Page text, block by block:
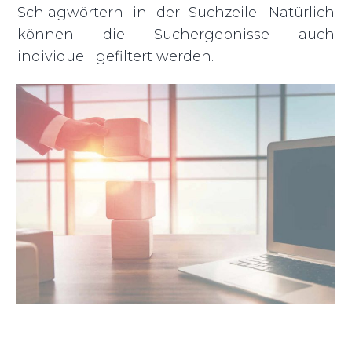
Schlagwörtern in der Suchzeile. Natürlich
können die Suchergebnisse auch
individuell gefiltert werden.